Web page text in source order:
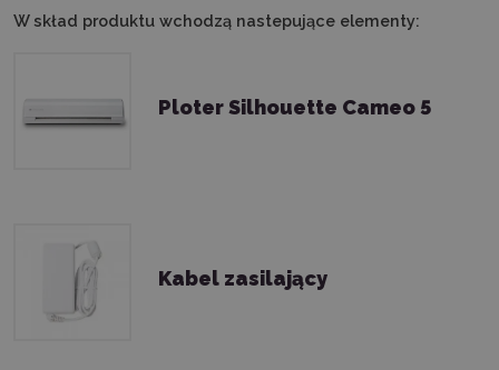
W skład produktu wchodzą nastepujące elementy:
Ploter Silhouette Cameo 5
Kabel zasilający